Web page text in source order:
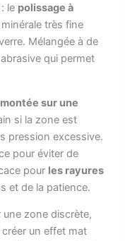
le polissage à
très fine
Mélangée à de
qui permet
sur une
si la zone est
pression excessive.
pour éviter de
pour les rayures
et de la patience.
une zone discrète,
un effet mat